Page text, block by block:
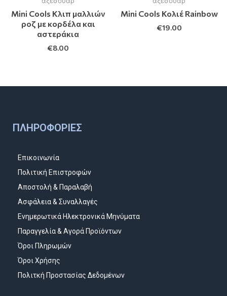
Mini Cools Kλιπ μαλλιών
ροζ με κορδέλα και
αστεράκια
€8.00
Mini Cools Κολιέ Rainbow
€19.00
ΠΛΗΡΟΦΟΡΊΕΣ
Επικοινωνία
Πολιτική Επιστροφών
Αποστολή & Παραλαβή
Ασφάλεια & Συναλλαγές
Ενημερωτικά Ηλεκτρονικά Μηνύματα
Παραγγελία & Αγορά Προϊόντων
Όροι Πληρωμών
Όροι Χρήσης
Πολιτκή Προστασίας Δεδομένων